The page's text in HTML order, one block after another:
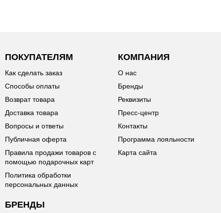
ПОКУПАТЕЛЯМ
Как сделать заказ
Способы оплаты
Возврат товара
Доставка товара
Вопросы и ответы
Публичная оферта
Правила продажи товаров с
помощью подарочных карт
Политика обработки
персональных данных
КОМПАНИЯ
О нас
Бренды
Реквизиты
Пресс-центр
Контакты
Программа лояльности
Карта сайта
БРЕНДЫ